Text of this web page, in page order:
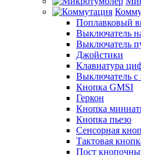
Поплавковый
Выключатель
Выключатель
Джойстики
Клавиатура
Выключатель
Кнопка GMSI
Геркон
Кнопка
Кнопка пьезо
Сенсорная
Тактовая
Пост